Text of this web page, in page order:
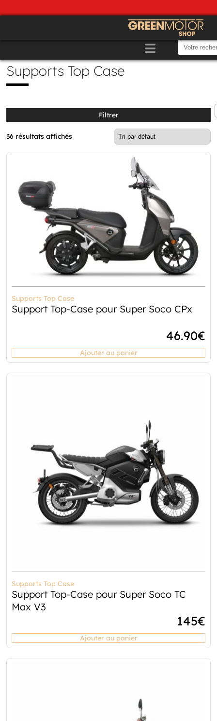
Supports Top Case
Filtrer
36 résultats affichés
Supports Top Case
Support Top-Case pour Super Soco CPx
46.90€
Ajouter au panier
Supports Top Case
Support Top-Case pour Super Soco TC
Max V3
145€
Ajouter au panier